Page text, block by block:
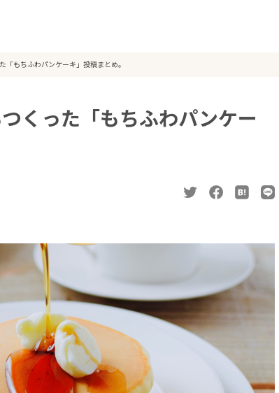
「もちふわパンケーキ」投稿まとめ。
くった「もちふわパンケー